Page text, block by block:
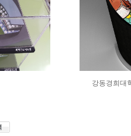
강동경희대